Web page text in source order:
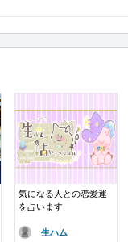
気になる人との恋愛運
を占います
生ハム